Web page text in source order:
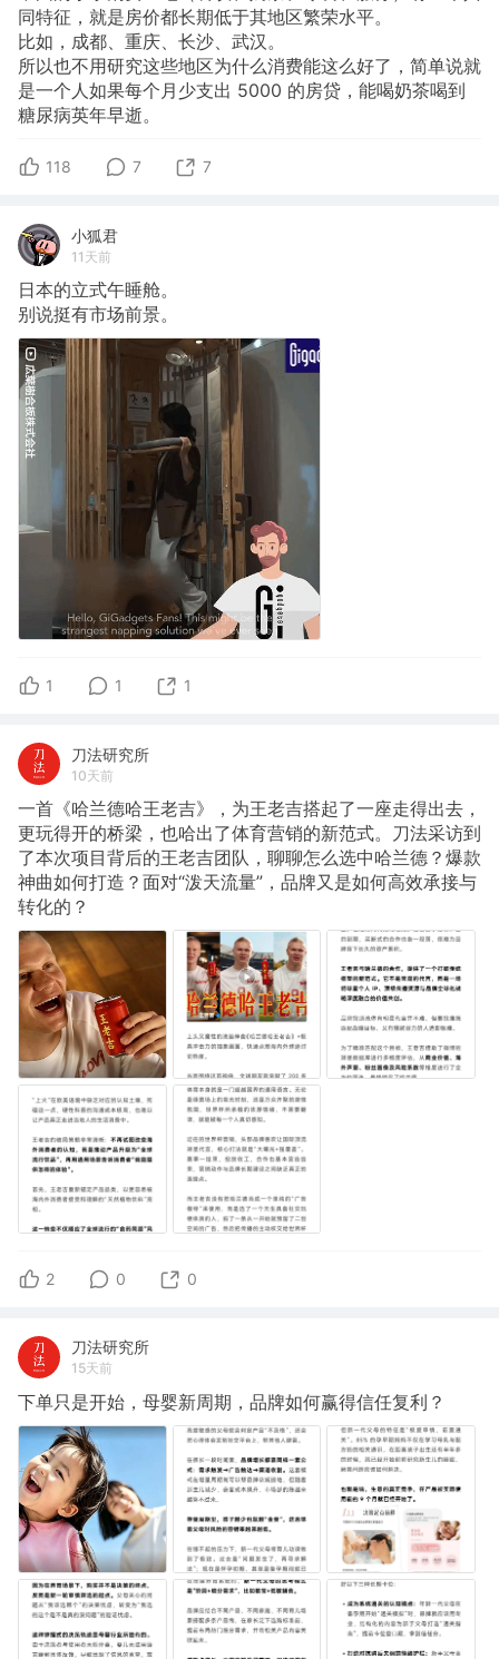
同特征，就是房价都长期低于其地区繁荣水平。
比如，成都、重庆、长沙、武汉。
所以也不用研究这些地区为什么消费能这么好了，简单说就
是一个人如果每个月少支出 5000 的房贷，能喝奶茶喝到
糖尿病英年早逝。
118 7 7
小狐君
11天前
日本的立式午睡舱。
别说挺有市场前景。
1 1 1
刀法研究所
10天前
一首《哈兰德哈王老吉》，为王老吉搭起了一座走得出去，
更玩得开的桥梁，也哈出了体育营销的新范式。刀法采访到
了本次项目背后的王老吉团队，聊聊怎么选中哈兰德？爆款
神曲如何打造？面对“泼天流量”，品牌又是如何高效承接与
转化的？
2 0 0
刀法研究所
15天前
下单只是开始，母婴新周期，品牌如何赢得信任复利？